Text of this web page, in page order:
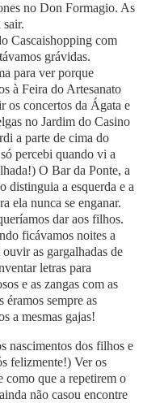
no Don Formagio. As
Cascaishopping com
grávidas.
para ver porque
à Feira do Artesanato
os concertos da Ágata e
no Jardim do Casino
a parte de cima do
percebi quando vi a
O Bar da Ponte, a
distinguia a esquerda e a
ela nunca se enganar.
dar aos filhos.
ficávamos noites a
as gargalhadas de
letras para
e as zangas com as
éramos sempre as
a mesmas gajas!
nascimentos dos filhos e
felizmente!) Ver os
como que a repetirem o
não casou encontre